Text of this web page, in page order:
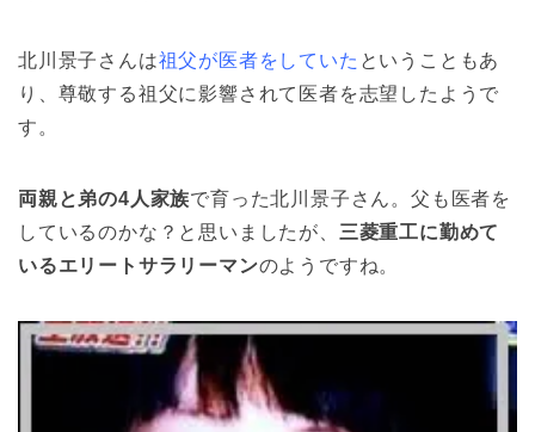
北川景子さんは祖父が医者をしていた ということもあ
り、尊敬する祖父に影響されて医者を志望したようで
す。
両親と弟の4人家族で育った北川景子さん。父も医者を
しているのかな？と思いましたが、 三菱重工に勤めて
いるエリートサラリーマンのようですね。